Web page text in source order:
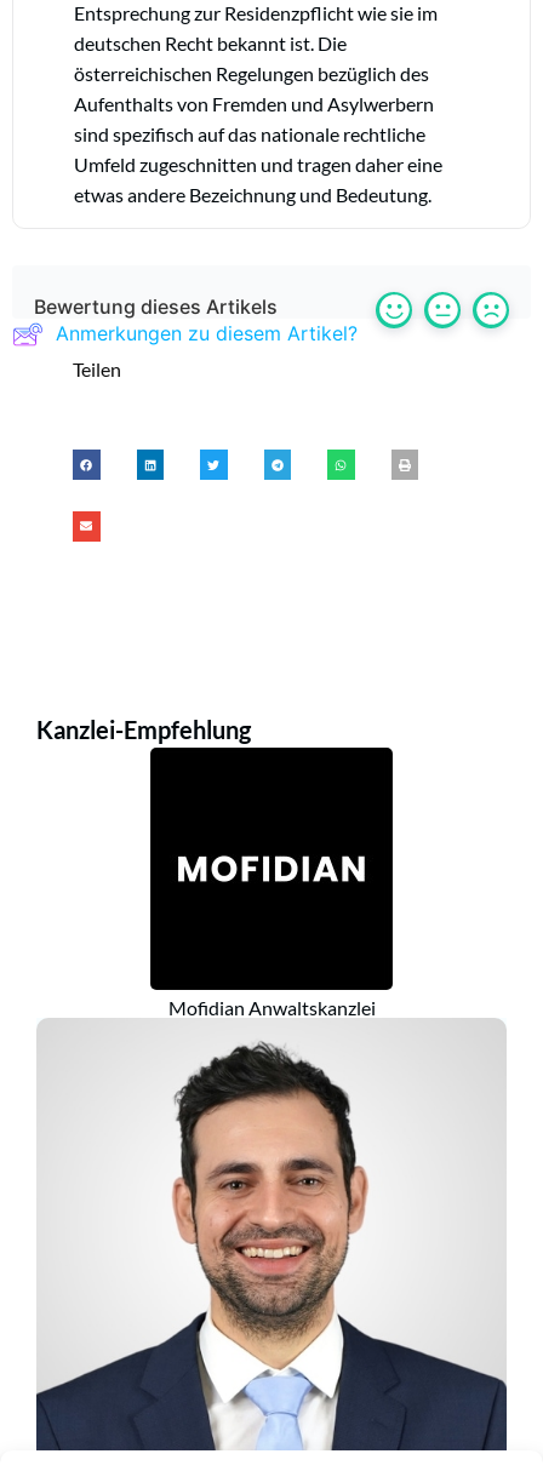
Entsprechung zur Residenzpflicht wie sie im
deutschen Recht bekannt ist. Die
österreichischen Regelungen bezüglich des
Aufenthalts von Fremden und Asylwerbern
sind spezifisch auf das nationale rechtliche
Umfeld zugeschnitten und tragen daher eine
etwas andere Bezeichnung und Bedeutung.
Bewertung dieses Artikels
Anmerkungen zu diesem Artikel?
Teilen
Kanzlei-Empfehlung
Mofidian Anwaltskanzlei